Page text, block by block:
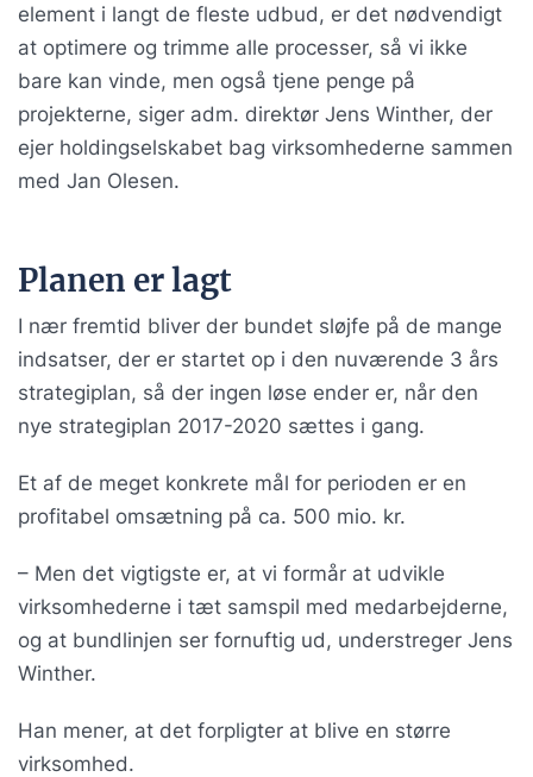
element i langt de fleste udbud, er det nødvendigt
at optimere og trimme alle processer, så vi ikke
bare kan vinde, men også tjene penge på
projekterne, siger adm. direktør Jens Winther, der
ejer holdingselskabet bag virksomhederne sammen
med Jan Olesen.
Planen er lagt
I nær fremtid bliver der bundet sløjfe på de mange
indsatser, der er startet op i den nuværende 3 års
strategiplan, så der ingen løse ender er, når den
nye strategiplan 2017-2020 sættes i gang.
Et af de meget konkrete mål for perioden er en
profitabel omsætning på ca. 500 mio. kr.
– Men det vigtigste er, at vi formår at udvikle
virksomhederne i tæt samspil med medarbejderne,
og at bundlinjen ser fornuftig ud, understreger Jens
Winther.
Han mener, at det forpligter at blive en større
virksomhed.